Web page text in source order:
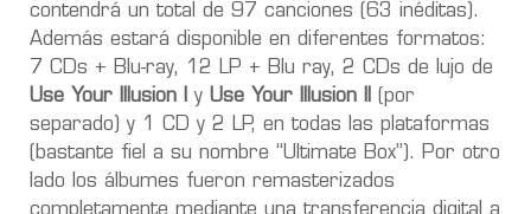
contendrá un total de 97 canciones (63 inéditas).
Además estará disponible en diferentes formatos:
7 CDs + Blu-ray, 12 LP + Blu ray, 2 CDs de lujo de
Use Your Illusion I
y Use Your Illusion II
(por
separado) y 1 CD y 2 LP, en todas las plataformas
(bastante fiel a su nombre “Ultimate Box”). Por otro
lado los álbumes fueron remasterizados